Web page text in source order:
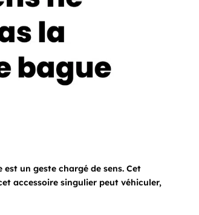
un geste chargé de sens. Cet
accessoire singulier peut véhiculer,